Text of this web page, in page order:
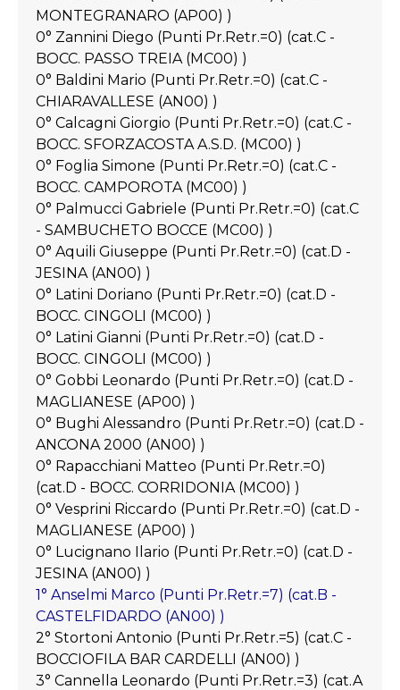
MONTEGRANARO (AP00) )
0° Zannini Diego (Punti Pr.Retr.=0) (cat.C -
BOCC. PASSO TREIA (MC00) )
0° Baldini Mario (Punti Pr.Retr.=0) (cat.C -
CHIARAVALLESE (AN00) )
0° Calcagni Giorgio (Punti Pr.Retr.=0) (cat.C -
BOCC. SFORZACOSTA A.S.D. (MC00) )
0° Foglia Simone (Punti Pr.Retr.=0) (cat.C -
BOCC. CAMPOROTA (MC00) )
0° Palmucci Gabriele (Punti Pr.Retr.=0) (cat.C
- SAMBUCHETO BOCCE (MC00) )
0° Aquili Giuseppe (Punti Pr.Retr.=0) (cat.D -
JESINA (AN00) )
0° Latini Doriano (Punti Pr.Retr.=0) (cat.D -
BOCC. CINGOLI (MC00) )
0° Latini Gianni (Punti Pr.Retr.=0) (cat.D -
BOCC. CINGOLI (MC00) )
0° Gobbi Leonardo (Punti Pr.Retr.=0) (cat.D -
MAGLIANESE (AP00) )
0° Bughi Alessandro (Punti Pr.Retr.=0) (cat.D -
ANCONA 2000 (AN00) )
0° Rapacchiani Matteo (Punti Pr.Retr.=0)
(cat.D - BOCC. CORRIDONIA (MC00) )
0° Vesprini Riccardo (Punti Pr.Retr.=0) (cat.D -
MAGLIANESE (AP00) )
0° Lucignano Ilario (Punti Pr.Retr.=0) (cat.D -
JESINA (AN00) )
1° Anselmi Marco (Punti Pr.Retr.=7) (cat.B -
CASTELFIDARDO (AN00) )
2° Stortoni Antonio (Punti Pr.Retr.=5) (cat.C -
BOCCIOFILA BAR CARDELLI (AN00) )
3° Cannella Leonardo (Punti Pr.Retr.=3) (cat.A